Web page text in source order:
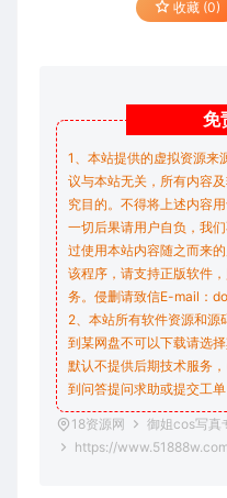
收藏 (0)
免
1、本站提供的虚拟资源来
议与本站无关，所有内容
究目的。不得将上述内容
一切后果请用户自负，我
过使用本站内容随之而来
该程序，请支持正版软件
务。侵删请致信E-mail：
2、本站所有软件资源和源
到某网盘不可以下载请选
默认不提供后期技术服务
到问答提问求助或提交工单
18资源网 御姐cos写真
https://